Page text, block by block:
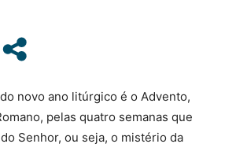
novo ano litúrgico é o Advento,
pelas quatro semanas que
Senhor, ou seja, o mistério da